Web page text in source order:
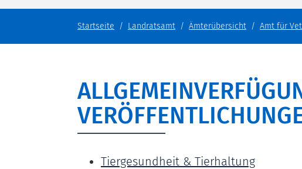
Startseite Landratsamt Ämterübersicht Amt für
Tiergesundheit & Tierhaltung